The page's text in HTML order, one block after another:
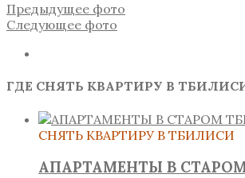
Предыдущее фото
Следующее фото
ГДЕ СНЯТЬ КВАРТИРУ В
СНЯТЬ КВАРТИРУ В ТБИЛИСИ
АПАРТАМЕНТЫ В